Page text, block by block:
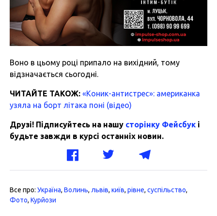
Воно в цьому році припало на вихідний, тому
відзначається сьогодні.
ЧИТАЙТЕ ТАКОЖ: «Коник-антистрес»: американка
узяла на борт літака поні (відео)
Друзі! Підписуйтесь на нашу сторінку Фейсбук і
будьте завжди в курсі останніх новин.
Все про: Україна, Волинь, львів, київ, рівне, суспільство,
Фото, Курйози